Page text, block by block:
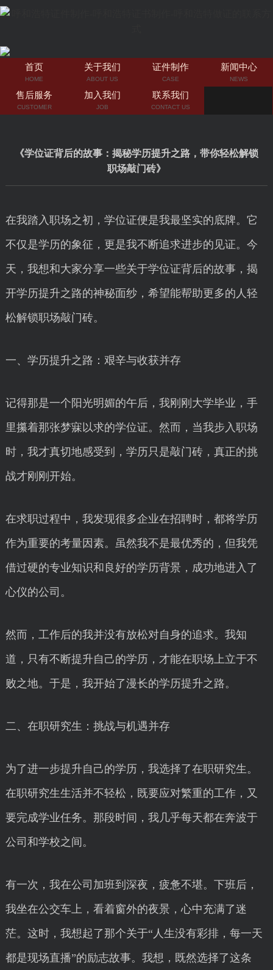
首页
HOME
关于我们
ABOUT US
证件制作
CASE
新闻中心
NEWS
售后服务
CUSTOMER
加入我们
JOB
联系我们
CONTACT US
《学位证背后的故事：揭秘学历提升之路，带你轻松解锁
职场敲门砖》
在我踏入职场之初，学位证便是我最坚实的底牌。它
不仅是学历的象征，更是我不断追求进步的见证。今
天，我想和大家分享一些关于学位证背后的故事，揭
开学历提升之路的神秘面纱，希望能帮助更多的人轻
松解锁职场敲门砖。
一、学历提升之路：艰辛与收获并存
记得那是一个阳光明媚的午后，我刚刚大学毕业，手
里攥着那张梦寐以求的学位证。然而，当我步入职场
时，我才真切地感受到，学历只是敲门砖，真正的挑
战才刚刚开始。
在求职过程中，我发现很多企业在招聘时，都将学历
作为重要的考量因素。虽然我不是最优秀的，但我凭
借过硬的专业知识和良好的学历背景，成功地进入了
心仪的公司。
然而，工作后的我并没有放松对自身的追求。我知
道，只有不断提升自己的学历，才能在职场上立于不
败之地。于是，我开始了漫长的学历提升之路。
二、在职研究生：挑战与机遇并存
为了进一步提升自己的学历，我选择了在职研究生。
在职研究生生活并不轻松，既要应对繁重的工作，又
要完成学业任务。那段时间，我几乎每天都在奔波于
公司和学校之间。
有一次，我在公司加班到深夜，疲惫不堪。下班后，
我坐在公交车上，看着窗外的夜景，心中充满了迷
茫。这时，我想起了那个关于“人生没有彩排，每一天
都是现场直播”的励志故事。我想，既然选择了这条